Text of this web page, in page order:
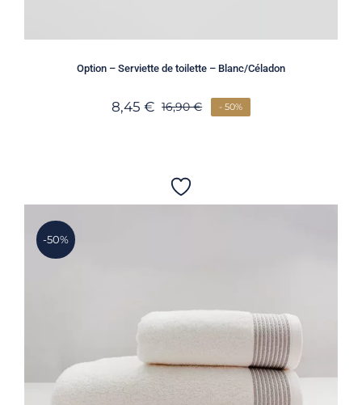
Option – Serviette de toilette – Blanc/Céladon
16,90€
8,45€ - 50%
-50%